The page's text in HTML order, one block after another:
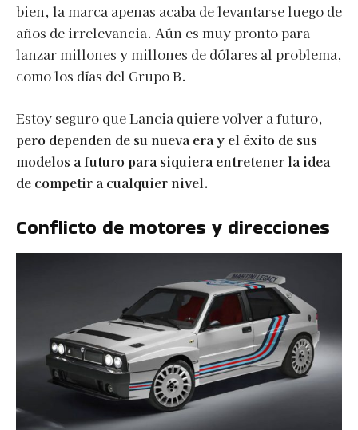
bien, la marca apenas acaba de levantarse luego de
años de irrelevancia. Aún es muy pronto para
lanzar millones y millones de dólares al problema,
como los días del Grupo B.
Estoy seguro que Lancia quiere volver a futuro,
pero dependen de su nueva era y el éxito de sus
modelos a futuro para siquiera entretener la idea
de competir a cualquier nivel.
Conflicto de motores y direcciones